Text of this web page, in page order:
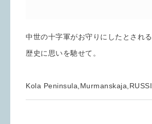
中世の十字軍がお守りにしたとされる
歴史に思いを馳せて。
Kola